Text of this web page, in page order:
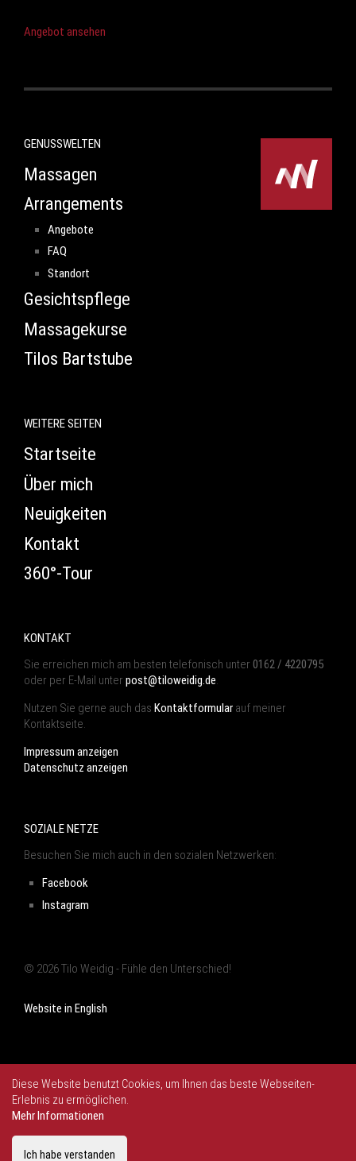
Angebot ansehen
GENUSSWELTEN
Massagen
Arrangements
Angebote
FAQ
Standort
Gesichtspflege
Massagekurse
Tilos Bartstube
WEITERE SEITEN
Startseite
Über mich
Neuigkeiten
Kontakt
360°-Tour
KONTAKT
Sie erreichen mich am besten telefonisch unter 0162 / 4220795
oder per E-Mail unter post@tiloweidig.de.
Nutzen Sie gerne auch das Kontaktformular auf meiner
Kontaktseite.
Impressum anzeigen
Datenschutz anzeigen
SOZIALE NETZE
Besuchen Sie mich auch in den sozialen Netzwerken:
Facebook
Instagram
© 2026 Tilo Weidig - Fühle den Unterschied!
Website in English
Diese Website benutzt Cookies, um Ihnen das beste Webseiten-
Erlebnis zu ermöglichen.
Mehr Informationen
Ich habe verstanden